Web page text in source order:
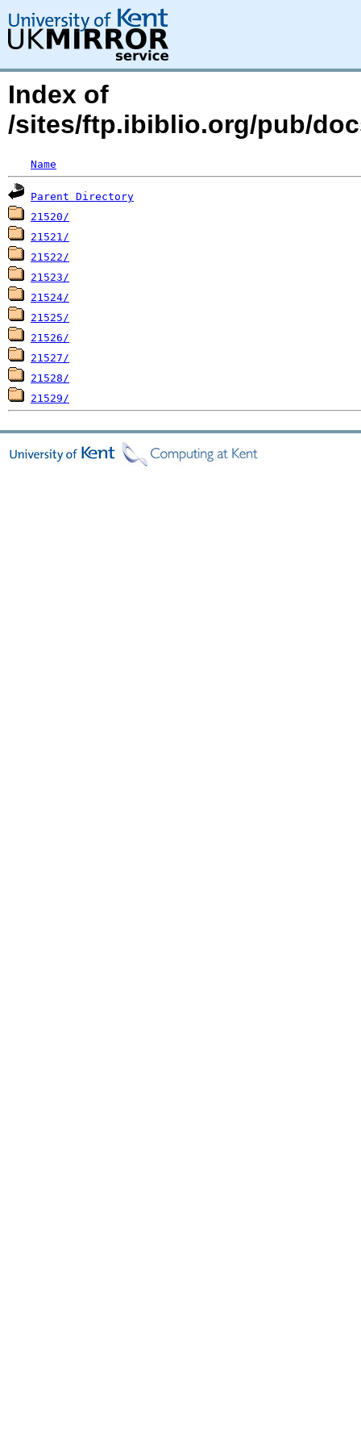
Index of
/sites/ftp.ibiblio.org/pub/
Name
Parent Directory
21520/
21521/
21522/
21523/
21524/
21525/
21526/
21527/
21528/
21529/